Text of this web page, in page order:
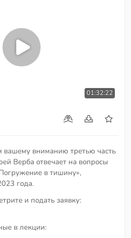
01:32:22
вашему вниманию третью часть
Верба отвечает на вопросы
в тишину»,
года.
и подать заявку:
в лекции: